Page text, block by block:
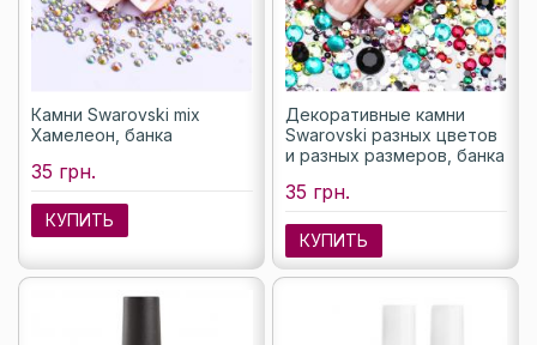
Камни Swarovski mix
Хамелеон, банка
35 грн.
КУПИТЬ
Декоративные камни
Swarovski разных цветов
и разных размеров, банка
35 грн.
КУПИТЬ